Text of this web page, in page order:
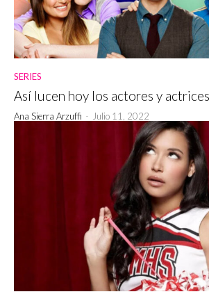
SERIES
Así lucen hoy los actores y
Ana Sierra Arzuffi - Julio 11, 2022